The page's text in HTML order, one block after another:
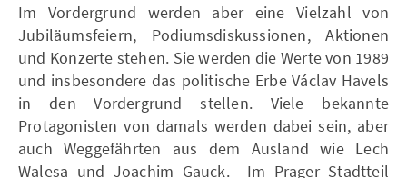
Im Vordergrund werden aber eine Vielzahl von
Jubiläumsfeiern, Podiumsdiskussionen, Aktionen
und Konzerte stehen. Sie werden die Werte von 1989
und insbesondere das politische Erbe Václav Havels
in den Vordergrund stellen. Viele bekannte
Protagonisten von damals werden dabei sein, aber
auch Weggefährten aus dem Ausland wie Lech
Walesa und Joachim Gauck. Im Prager Stadtteil